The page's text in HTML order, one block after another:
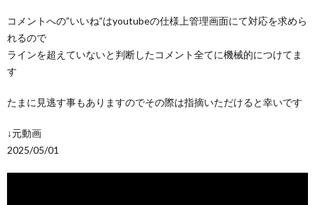
コメントへの”いいね”はyoutubeの仕様上管理画面にて対応を求めら
れるので
ラインを超えていないと判断したコメント全てに機械的につけてま
す
たまに見逃す事もありますのでその際は指摘いただけると幸いです
↓元動画
2025/05/01